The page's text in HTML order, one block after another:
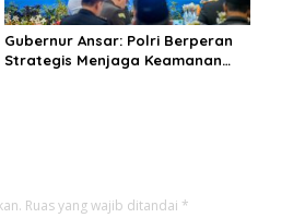
Gubernur Ansar: Polri Berperan
Strategis Menjaga Keamanan
Ruas yang wajib ditandai *